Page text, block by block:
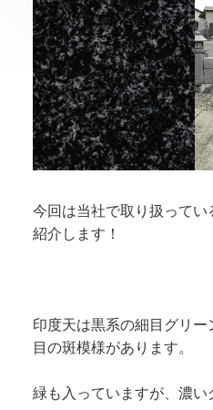
今回は当社で取り扱って
紹介します！
印度天は黒系の細目グリ
目の斑模様があります。
緑も入っていますが、濃い